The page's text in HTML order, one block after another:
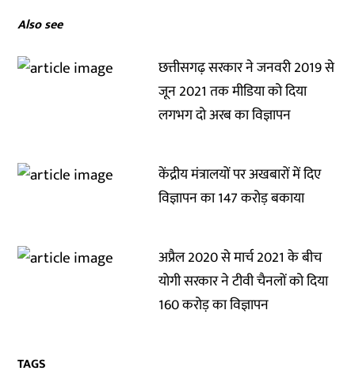
Also see
छत्तीसगढ़ सरकार ने जनवरी 2019 से
जून 2021 तक मीडिया को दिया
लगभग दो अरब का विज्ञापन
केंद्रीय मंत्रालयों पर अखबारों में दिए
विज्ञापन का 147 करोड़ बकाया
अप्रैल 2020 से मार्च 2021 के बीच
योगी सरकार ने टीवी चैनलों को दिया
160 करोड़ का विज्ञापन
TAGS